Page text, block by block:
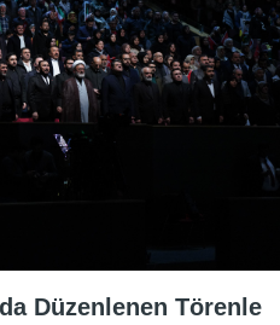
Düzenlenen Törenle